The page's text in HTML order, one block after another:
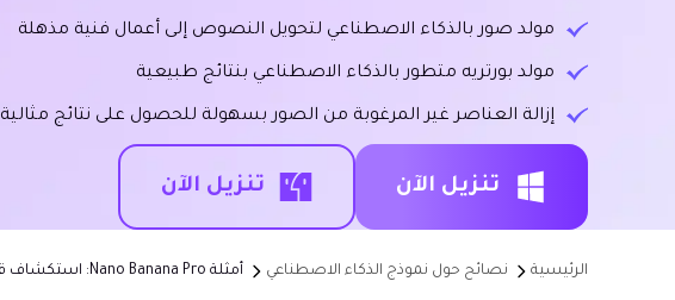
مولد صور بالذكاء الاصطناعي لتحويل النصوص إلى أعمال فنية مذهلة
مولد بورتريه متطور بالذكاء الاصطناعي بنتائج طبيعية
إزالة العناصر غير المرغوبة من الصور بسهولة للحصول على نتائج مثالية
تنزيل الآن تنزيل الآن
الرئيسية نصائح حول نموذج الذكاء الاصطناعي أمثلة Nano Banana Pro: استكشاف قوة هذا النموذج الذكي الجديد